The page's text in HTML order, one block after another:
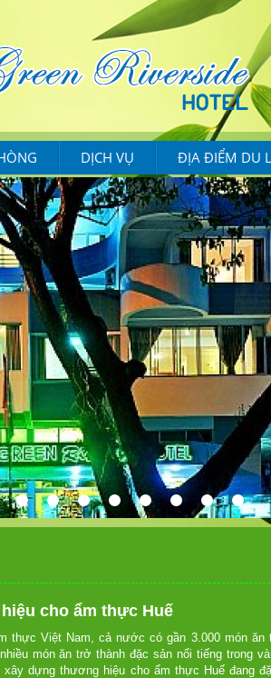
DỊCH VỤ ĐỊA ĐIỂM DU
cho ẩm thực Huế
thực Việt Nam, cả nước có gần 3.000 món
món ăn trở thành đặc sản nổi tiếng trong
xây dựng thương hiệu cho ẩm thực Huế đang